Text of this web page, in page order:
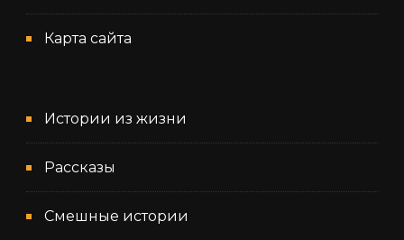
Карта сайта
Истории из жизни
Рассказы
Смешные истории